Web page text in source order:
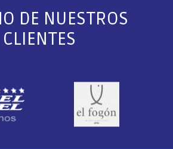
DE NUESTROS
CLIENTES